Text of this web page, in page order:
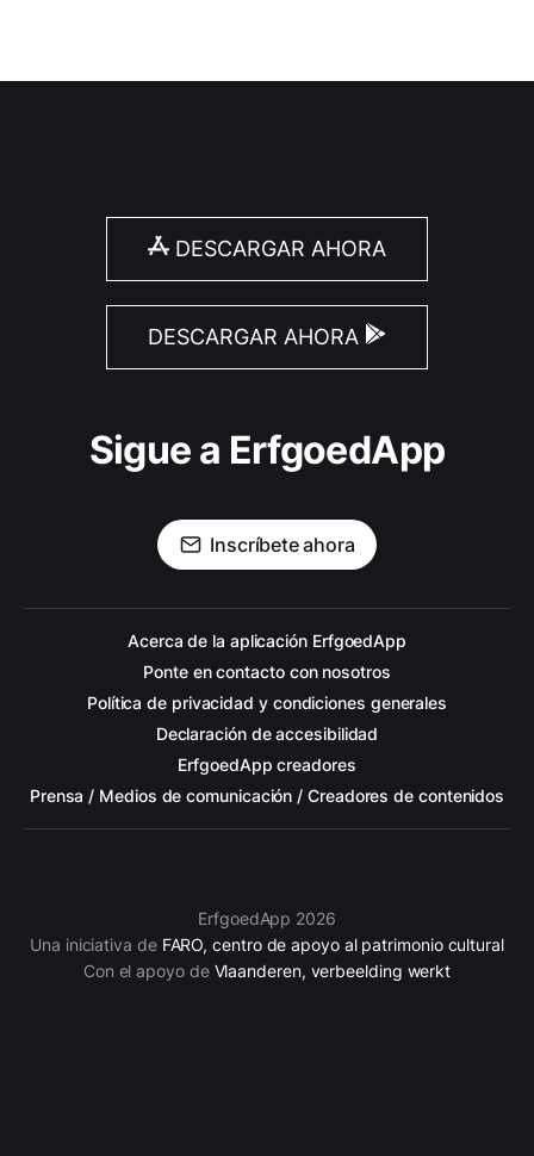
DESCARGAR AHORA
DESCARGAR AHORA
Sigue a ErfgoedApp
Inscríbete ahora
Acerca de la aplicación ErfgoedApp
Ponte en contacto con nosotros
Política de privacidad y condiciones generales
Declaración de accesibilidad
ErfgoedApp creadores
Prensa / Medios de comunicación / Creadores de contenidos
ErfgoedApp 2026
Una iniciativa de FARO, centro de apoyo al patrimonio cultural
Con el apoyo de Vlaanderen, verbeelding werkt